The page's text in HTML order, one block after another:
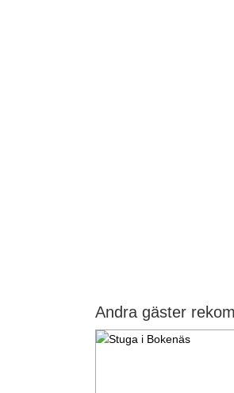
Andra gäster